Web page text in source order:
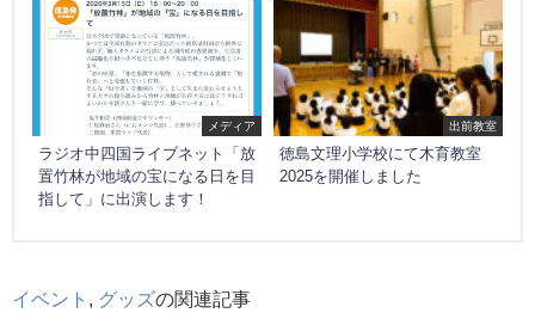
メディア
ラジオ中四国ライブネット「放
置竹林が地域の宝になる日を目
指して」に出演します！
出前教室
徳島文理小学校にて木育教室
2025を開催しました
イベント グッズの関連記事